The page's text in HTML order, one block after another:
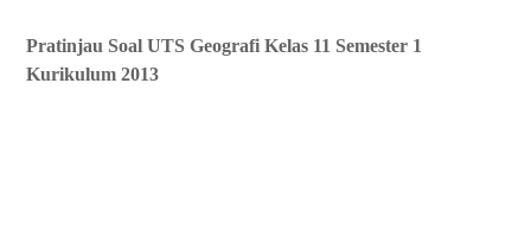
Pratinjau Soal UTS Geografi Kelas 11 Semester 1
Kurikulum 2013